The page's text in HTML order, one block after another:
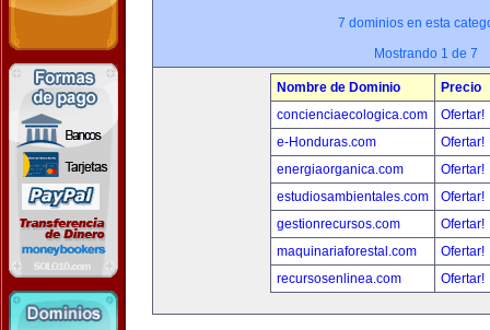
7 dominios en esta
Mostrando 1 de 7
Nombre de Dominio
Precio
concienciaecologica.com
Ofertar!
e-Honduras.com
Ofertar!
energiaorganica.com
Ofertar!
estudiosambientales.com
Ofertar!
gestionrecursos.com
Ofertar!
maquinariaforestal.com
Ofertar!
recursosenlinea.com
Ofertar!